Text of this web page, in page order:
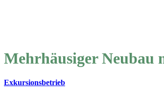
Mehrhäusiger Neubau
Exkursionsbetrieb